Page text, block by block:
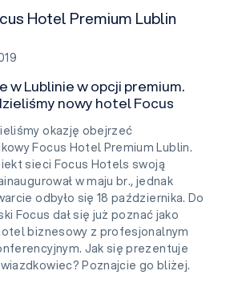
Hotel Premium Lublin
w Lublinie w opcji premium.
nowy hotel Focus
okazję obejrzeć
Focus Hotel Premium Lublin.
sieci Focus Hotels swoją
w maju br., jednak
odbyło się 18 października. Do
Focus dał się już poznać jako
biznesowy z profesjonalnym
Jak się prezentuje
Poznajcie go bliżej.